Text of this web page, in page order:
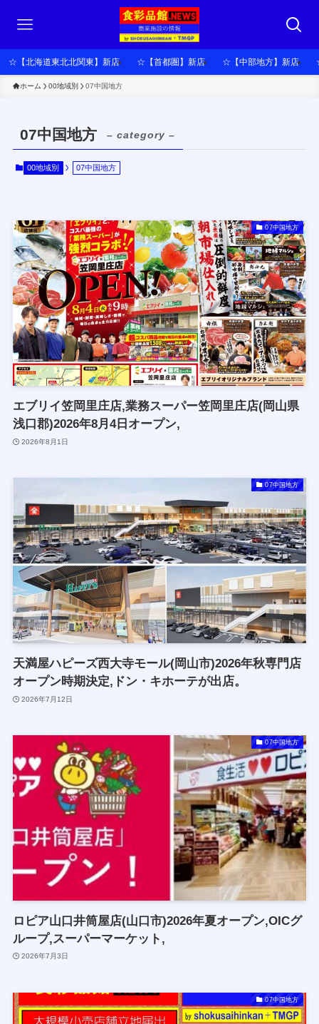
☆【北海道東北北関東】新店 ☆【首都圏】新店 ☆【中部地方】新店
ホーム 00地域別 07中国地方
07中国地方 – category –
00地域別 07中国地方
07中国地方
エブリイ笠岡里庄店,業務スーパー笠岡里庄店(岡山県
浅口郡)2026年8月4日オープン,
2026年8月1日
07中国地方
天満屋ハピーズ西大寺モール(岡山市)2026年秋専門店
オープン時期決定,ドン・キホーテが出店。
2026年7月12日
07中国地方
ロピア山口井筒屋店(山口市)2026年夏オープン,OICグ
ループ,スーパーマーケット,
2026年7月3日
07中国地方